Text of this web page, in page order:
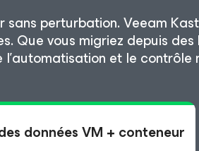
perturbation. Veeam
vous migriez depuis
et le
données VM + conteneur